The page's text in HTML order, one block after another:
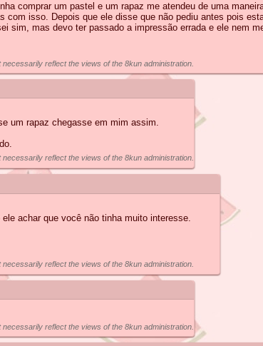
comprar um pastel e um rapaz me atendeu de uma
isso. Depois que ele disse que não pediu antes pois
sim, mas devo ter passado a impressão errada e ele nem
reflect the views of the 8kun administration.
um rapaz chegasse em mim assim.
reflect the views of the 8kun administration.
achar que você não tinha muito interesse.
reflect the views of the 8kun administration.
reflect the views of the 8kun administration.